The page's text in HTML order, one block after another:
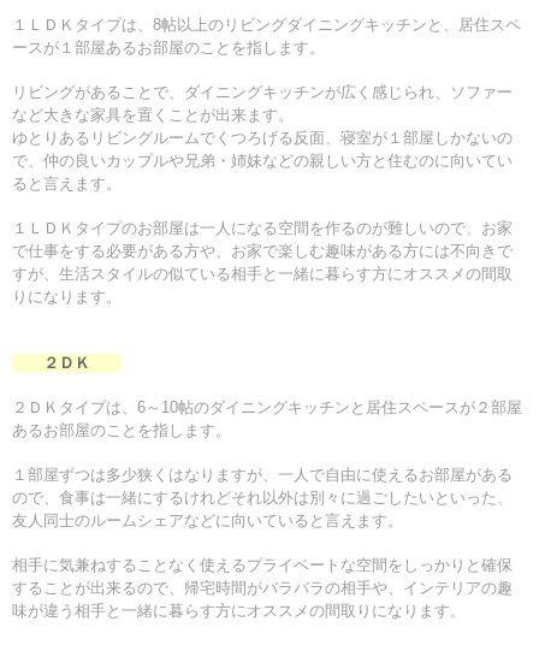
１ＬＤＫタイプは、8帖以上のリビングダイニングキッチンと、居住スペ
ースが１部屋あるお部屋のことを指します。
リビングがあることで、ダイニングキッチンが広く感じられ、ソファー
など大きな家具を置くことが出来ます。
ゆとりあるリビングルームでくつろげる反面、寝室が１部屋しかないの
で、仲の良いカップルや兄弟・姉妹などの親しい方と住むのに向いてい
ると言えます。
１ＬＤＫタイプのお部屋は一人になる空間を作るのが難しいので、お家
で仕事をする必要がある方や、お家で楽しむ趣味がある方には不向きで
すが、生活スタイルの似ている相手と一緒に暮らす方にオススメの間取
りになります。
２ＤＫ
２ＤＫタイプは、6～10帖のダイニングキッチンと居住スペースが２部屋
あるお部屋のことを指します。
１部屋ずつは多少狭くはなりますが、一人で自由に使えるお部屋がある
ので、食事は一緒にするけれどそれ以外は別々に過ごしたいといった、
友人同士のルームシェアなどに向いていると言えます。
相手に気兼ねすることなく使えるプライベートな空間をしっかりと確保
することが出来るので、 帰宅時間がバラバラの相手や、インテリアの趣
味が違う相手と一緒に暮らす方にオススメの間取りになります。